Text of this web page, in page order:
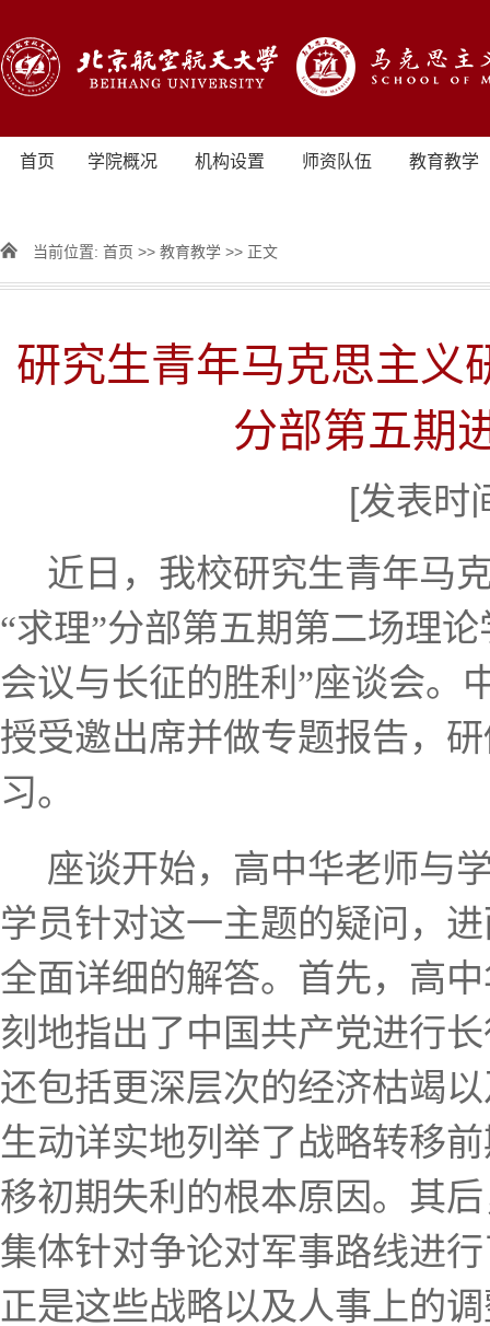
首页 学院概况 机构设置 师资队伍 教育教学
当前位置: 首页 >> 教育教学 >> 正文
研究生青年马克思主义
分部第五期
[发表时
近日，我校研究生青年马
“求理”分部第五期第二场理
会议与长征的胜利”座谈会。
授受邀出席并做专题报告，
习。
座谈开始，高中华老师与
学员针对这一主题的疑问，
全面详细的解答。首先，高
刻地指出了中国共产党进行
还包括更深层次的经济枯竭
生动详实地列举了战略转移
移初期失利的根本原因。其
集体针对争论对军事路线进
正是这些战略以及人事上的